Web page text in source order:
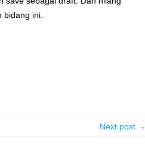
ini.
Next post →